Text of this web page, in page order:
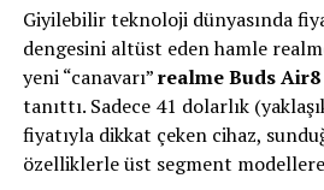
Giyilebilir teknoloji dünyasında
dengesini altüst eden hamle
yeni “canavarı”realme Buds Air8
tanıttı. Sadece 41 dolarlık
fiyatıyla dikkat çeken cihaz,
özelliklerle üst segment